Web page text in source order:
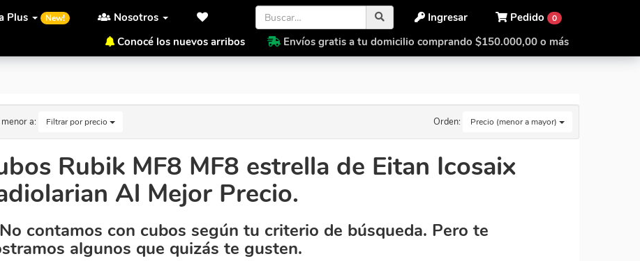
Plus New! Nosotros Pedido 0
Ingresar
Conocé los nuevos arribos
Envíos gratis a tu domicilio comprando $150.000,00 o más
Radiolarian Al Mejor Precio.
a: Filtrar por precio Orden: Precio (menor a mayor)
Rubik MF8 MF8 estrella de Eitan Icosaix
Al Mejor Precio.
contamos con cubos según tu criterio de búsqueda. Pero te
algunos que quizás te gusten.